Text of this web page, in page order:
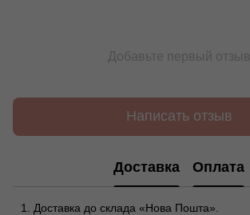
Добавьте первый отзыв
Написать отзыв
Доставка Оплата
Доставка до склада «Нова Пошта».